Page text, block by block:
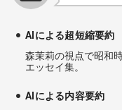
AIによる超短縮要約
森茉莉の視点で昭和
エッセイ集。
AIによる内容要約